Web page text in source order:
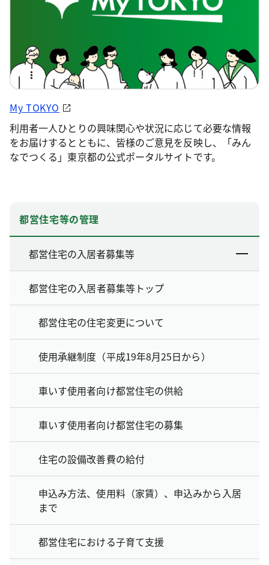
My TOKYO
利用者一人ひとりの興味関心や状況に応じて必要な情報
をお届けするとともに、皆様のご意見を反映し、「みん
なでつくる」東京都の公式ポータルサイトです。
都営住宅等の管理
都営住宅の入居者募集等
都営住宅の入居者募集等トップ
都営住宅の住宅変更について
使用承継制度（平成19年8月25日から）
車いす使用者向け都営住宅の供給
車いす使用者向け都営住宅の募集
住宅の設備改善費の給付
申込み方法、使用料（家賃）、申込みから入居
まで
都営住宅における子育て支援